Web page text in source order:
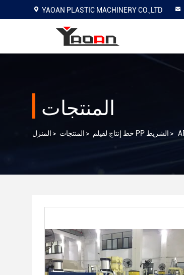
YAOAN PLASTIC MACHINERY CO.,LTD
المنتجات
المنزل > المنتجات > خط إنتاج لفيلم PP الشريط >